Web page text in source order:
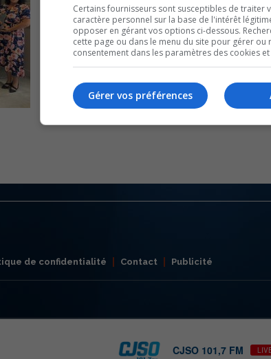
de confidentialité Contact Publicité
CJSO 101,7 FM
Certains fournisseurs sont susceptibles de traiter
caractère personnel sur la base de l'intérêt
opposer en gérant vos options ci-dessous.
cette page ou dans le menu du site pour gérer ou
consentement dans les paramètres des cookies
Gérer vos préférences